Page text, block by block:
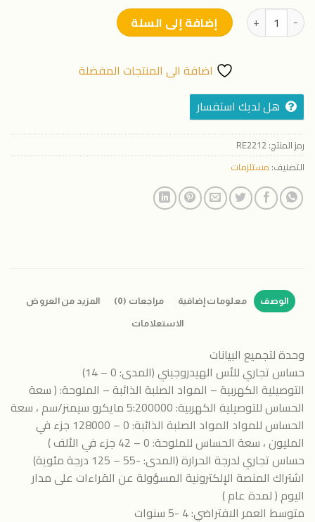
كمية (Spirulina farm measuring and monitoring system)-جهاز مراقبة وقياس مزارع سبيرولينا إضافة إلى السلة
اضافة الى المنتجات المفضلة
هل لديك استفسار
رمز المنتج: RE2212
التصنيف: مستلزمات
الوصف معلومات إضافية مراجعات (0) المزيد من العروض
الاستعلامات
وحدة لتجميع البيانات
حساس تجاري للأس الهيدروجيني (المدى: 0 – 14)
التوصيلية الكهربية – المواد الصلبة الذائبة – الملوحة: ( سعة
الحساس للتوصيلية الكهربية: 5:200000 مايكرو سيمنز/سم ، سعة
الحساس للمواد المواد الصلبة الذائبة: 0 – 128000 جزء في
المليون ، سعة الحساس للملوحة: 0 – 42 جزء في الألف )
حساس تجاري لدرجة الحرارة (المدى: -55 – 125 درجة مئوية)
اشتراك المنصة الإلكترونية المسؤولة عن القراءات على مدار
اليوم ( لمدة عام )
متوسط العمر الافتراضي: 4 -5 سنوات